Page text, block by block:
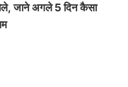
जाने अगले 5 दिन कैसा